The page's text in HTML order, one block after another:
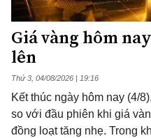
Giá vàng hôm
lên
Thứ 3, 04/08/2026 | 19:16
Kết thúc ngày hôm nay (4/
so với đầu phiên khi giá
đồng loạt tăng nhẹ. Trong